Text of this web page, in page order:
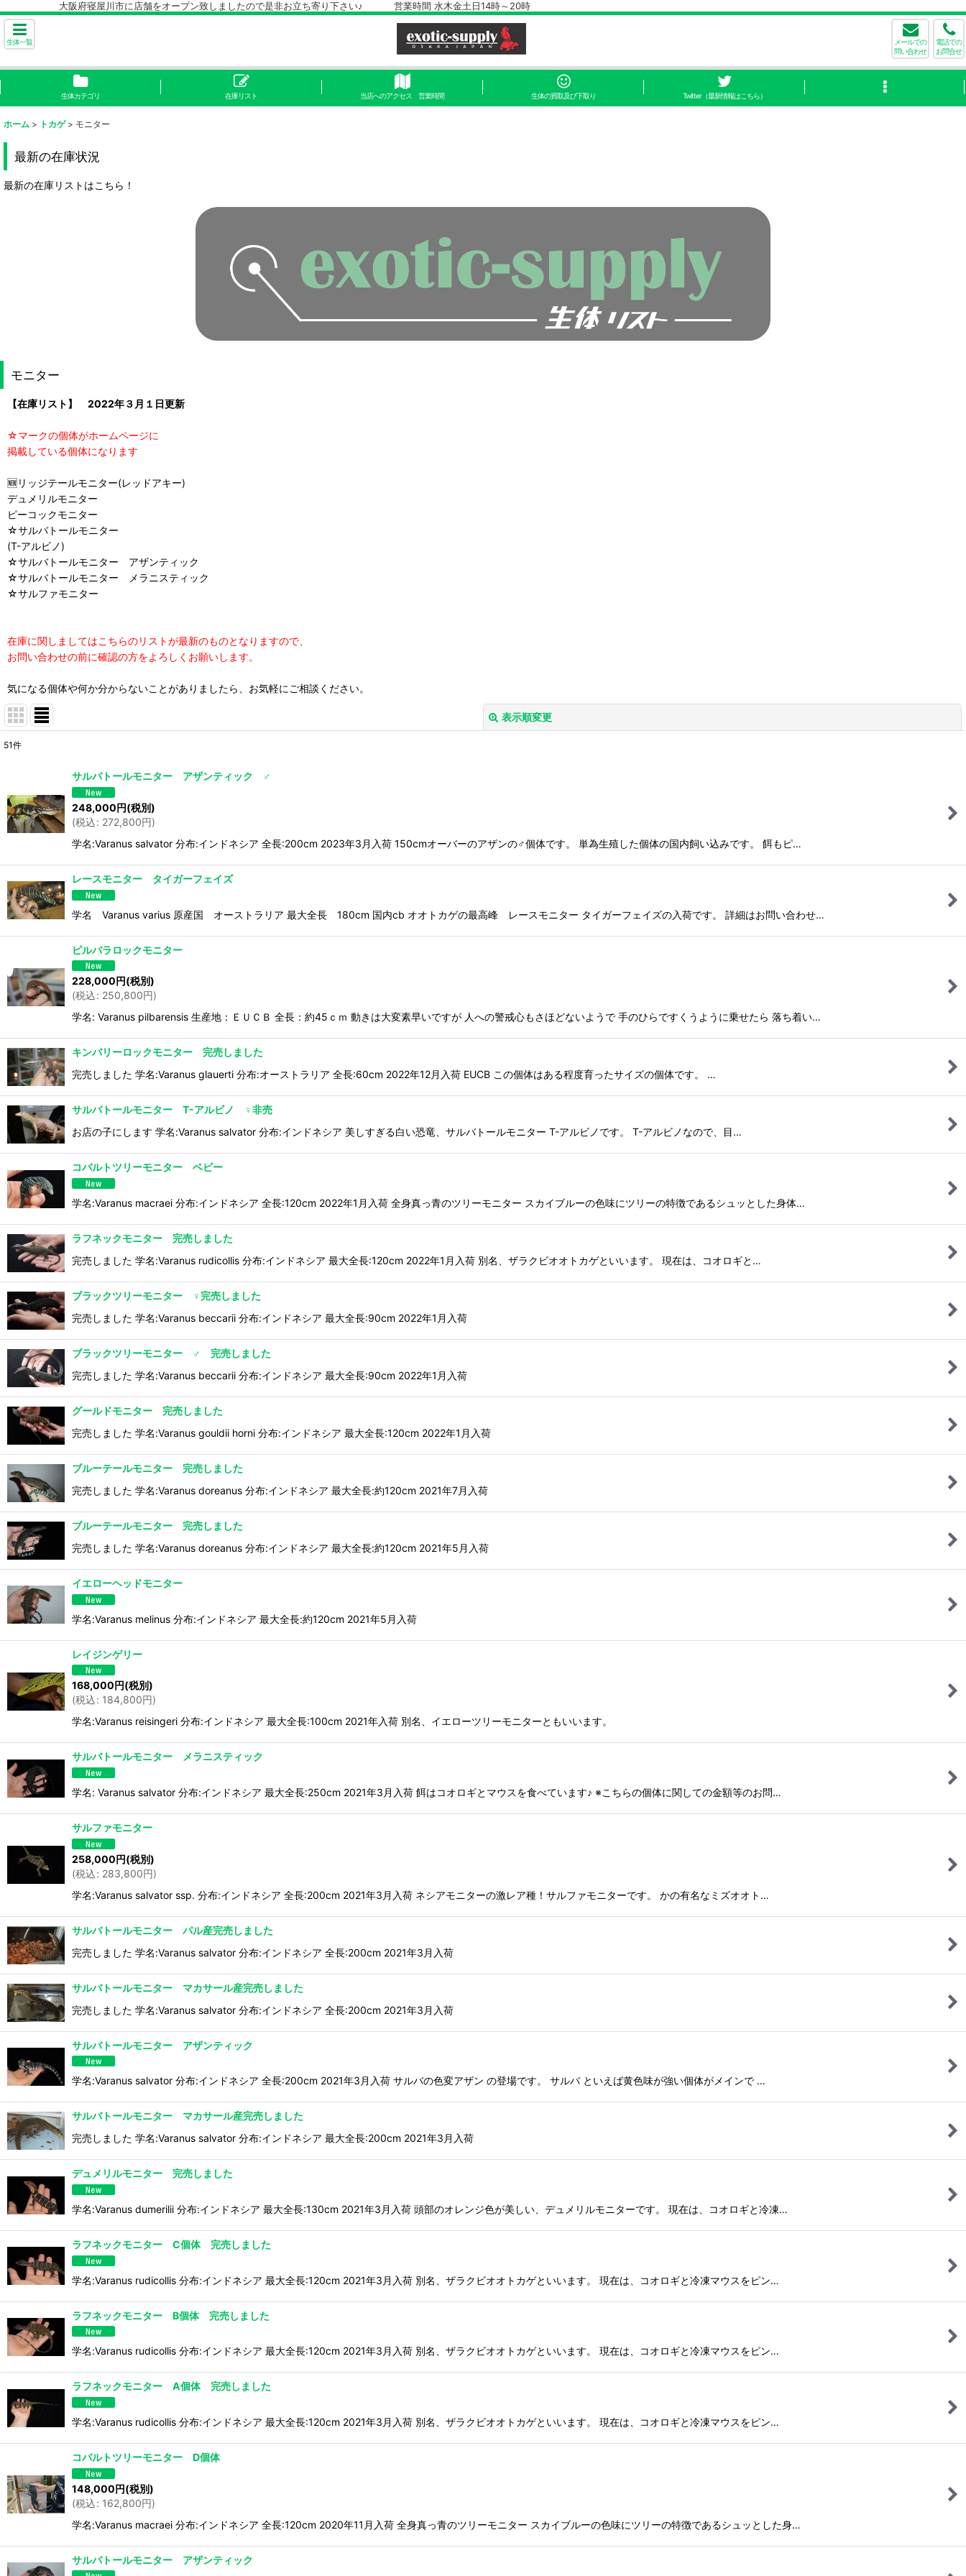
大阪府寝屋川市に店舗をオープン致しましたので是非お立ち寄り下さい♪ 営業時間 水木金土日14時～20時
生体一覧
メールでの
問い合わせ
電話での
お問合せ
生体カテゴリ 在庫リスト 当店へのアクセス 営業時間 生体の買取及び下取り Twitter（最新情報はこちら）
ホーム > トカゲ > モニター
最新の在庫状況
最新の在庫リストはこちら！
モニター
【在庫リスト】 2022年３月１日更新
☆マークの個体がホームページに
掲載している個体になります
🆕リッジテールモニター(レッドアキー)
デュメリルモニター
ピーコックモニター
☆サルバトールモニター
(T-アルビノ)
☆サルバトールモニター アザンティック
☆サルバトールモニター メラニスティック
☆サルファモニター
在庫に関しましてはこちらのリストが最新のものとなりますので、
お問い合わせの前に確認の方をよろしくお願いします。
気になる個体や何か分からないことがありましたら、お気軽にご相談ください。
表示順変更
並び順:
51件
サルバトールモニター アザンティック ♂
248,000円(税別)
(税込: 272,800円)
学名:Varanus salvator 分布:インドネシア 全長:200cm 2023年3月入荷 150cmオーバーのアザンの♂個体です。 単為生殖した個体の国内飼い込みです。 餌もピ…
レースモニター タイガーフェイズ
学名 Varanus varius 原産国 オーストラリア 最大全長 180cm 国内cb オオトカゲの最高峰 レースモニター タイガーフェイズの入荷です。 詳細はお問い合わせ…
ピルバラロックモニター
228,000円(税別)
(税込: 250,800円)
学名: Varanus pilbarensis 生産地：ＥＵＣＢ 全長：約45ｃｍ 動きは大変素早いですが 人への警戒心もさほどないようで 手のひらですくうように乗せたら 落ち着い…
キンバリーロックモニター 完売しました
完売しました 学名:Varanus glauerti 分布:オーストラリア 全長:60cm 2022年12月入荷 EUCB この個体はある程度育ったサイズの個体です。 …
サルバトールモニター T-アルビノ ♀非売
お店の子にします 学名:Varanus salvator 分布:インドネシア 美しすぎる白い恐竜、サルバトールモニター T-アルビノです。 T-アルビノなので、目…
コバルトツリーモニター ベビー
学名:Varanus macraei 分布:インドネシア 全長:120cm 2022年1月入荷 全身真っ青のツリーモニター スカイブルーの色味にツリーの特徴であるシュッとした身体…
ラフネックモニター 完売しました
完売しました 学名:Varanus rudicollis 分布:インドネシア 最大全長:120cm 2022年1月入荷 別名、ザラクビオオトカゲといいます。 現在は、コオロギと…
ブラックツリーモニター ♀完売しました
完売しました 学名:Varanus beccarii 分布:インドネシア 最大全長:90cm 2022年1月入荷
ブラックツリーモニター ♂ 完売しました
完売しました 学名:Varanus beccarii 分布:インドネシア 最大全長:90cm 2022年1月入荷
グールドモニター 完売しました
完売しました 学名:Varanus gouldii horni 分布:インドネシア 最大全長:120cm 2022年1月入荷
ブルーテールモニター 完売しました
完売しました 学名:Varanus doreanus 分布:インドネシア 最大全長:約120cm 2021年7月入荷
ブルーテールモニター 完売しました
完売しました 学名:Varanus doreanus 分布:インドネシア 最大全長:約120cm 2021年5月入荷
イエローヘッドモニター
学名:Varanus melinus 分布:インドネシア 最大全長:約120cm 2021年5月入荷
レイジンゲリー
168,000円(税別)
(税込: 184,800円)
学名:Varanus reisingeri 分布:インドネシア 最大全長:100cm 2021年入荷 別名、イエローツリーモニターともいいます。
サルバトールモニター メラニスティック
学名: Varanus salvator 分布:インドネシア 最大全長:250cm 2021年3月入荷 餌はコオロギとマウスを食べています♪ ※こちらの個体に関しての金額等のお問…
サルファモニター
258,000円(税別)
(税込: 283,800円)
学名:Varanus salvator ssp. 分布:インドネシア 全長:200cm 2021年3月入荷 ネシアモニターの激レア種！サルファモニターです。 かの有名なミズオオト…
サルバトールモニター パル産完売しました
完売しました 学名:Varanus salvator 分布:インドネシア 全長:200cm 2021年3月入荷
サルバトールモニター マカサール産完売しました
完売しました 学名:Varanus salvator 分布:インドネシア 全長:200cm 2021年3月入荷
サルバトールモニター アザンティック
学名:Varanus salvator 分布:インドネシア 全長:200cm 2021年3月入荷 サルバの色変アザン の登場です。 サルバ といえば黄色味が強い個体がメインで …
サルバトールモニター マカサール産完売しました
完売しました 学名:Varanus salvator 分布:インドネシア 最大全長:200cm 2021年3月入荷
デュメリルモニター 完売しました
学名:Varanus dumerilii 分布:インドネシア 最大全長:130cm 2021年3月入荷 頭部のオレンジ色が美しい、デュメリルモニターです。 現在は、コオロギと冷凍…
ラフネックモニター C個体 完売しました
学名:Varanus rudicollis 分布:インドネシア 最大全長:120cm 2021年3月入荷 別名、ザラクビオオトカゲといいます。 現在は、コオロギと冷凍マウスをピン…
ラフネックモニター B個体 完売しました
学名:Varanus rudicollis 分布:インドネシア 最大全長:120cm 2021年3月入荷 別名、ザラクビオオトカゲといいます。 現在は、コオロギと冷凍マウスをピン…
ラフネックモニター A個体 完売しました
学名:Varanus rudicollis 分布:インドネシア 最大全長:120cm 2021年3月入荷 別名、ザラクビオオトカゲといいます。 現在は、コオロギと冷凍マウスをピン…
コバルトツリーモニター D個体
148,000円(税別)
(税込: 162,800円)
学名:Varanus macraei 分布:インドネシア 全長:120cm 2020年11月入荷 全身真っ青のツリーモニター スカイブルーの色味にツリーの特徴であるシュッとした身…
サルバトールモニター アザンティック